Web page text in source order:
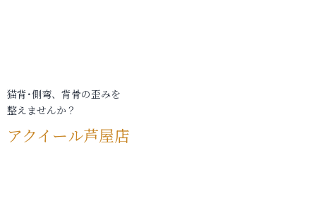
猫背･側弯、背骨の歪みを
整えませんか？
アクイール芦屋店